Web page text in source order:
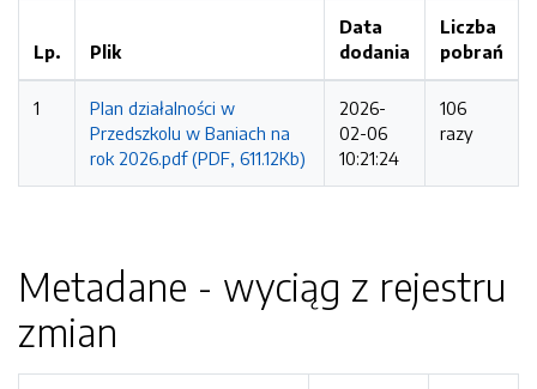
Lp. Plik
Data
dodania
Liczba
pobrań
1
Plan działalności w
Przedszkolu w Baniach na
rok 2026.pdf (PDF, 611.12Kb)
2026-
02-06
10:21:24
106
razy
Metadane - wyciąg z rejestru
zmian